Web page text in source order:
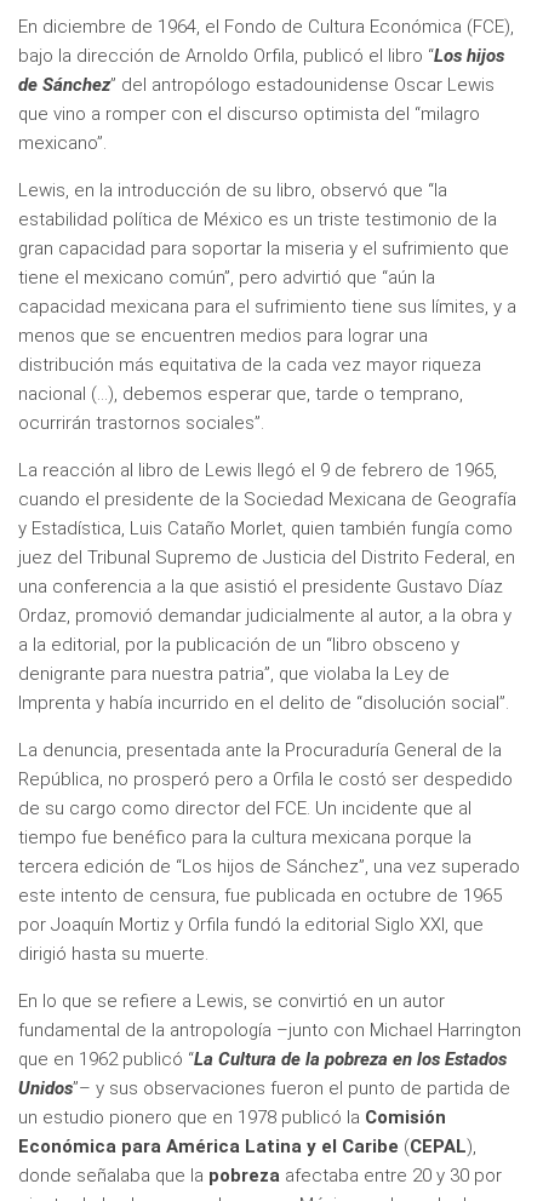
En diciembre de 1964, el Fondo de Cultura Económica (FCE),
bajo la dirección de Arnoldo Orfila, publicó el libro “Los hijos
de Sánchez” del antropólogo estadounidense Oscar Lewis
que vino a romper con el discurso optimista del “milagro
mexicano”.
Lewis, en la introducción de su libro, observó que “la
estabilidad política de México es un triste testimonio de la
gran capacidad para soportar la miseria y el sufrimiento que
tiene el mexicano común”, pero advirtió que “aún la
capacidad mexicana para el sufrimiento tiene sus límites, y a
menos que se encuentren medios para lograr una
distribución más equitativa de la cada vez mayor riqueza
nacional (…), debemos esperar que, tarde o temprano,
ocurrirán trastornos sociales”.
La reacción al libro de Lewis llegó el 9 de febrero de 1965,
cuando el presidente de la Sociedad Mexicana de Geografía
y Estadística, Luis Cataño Morlet, quien también fungía como
juez del Tribunal Supremo de Justicia del Distrito Federal, en
una conferencia a la que asistió el presidente Gustavo Díaz
Ordaz, promovió demandar judicialmente al autor, a la obra y
a la editorial, por la publicación de un “libro obsceno y
denigrante para nuestra patria”, que violaba la Ley de
Imprenta y había incurrido en el delito de “disolución social”.
La denuncia, presentada ante la Procuraduría General de la
República, no prosperó pero a Orfila le costó ser despedido
de su cargo como director del FCE. Un incidente que al
tiempo fue benéfico para la cultura mexicana porque la
tercera edición de “Los hijos de Sánchez”, una vez superado
este intento de censura, fue publicada en octubre de 1965
por Joaquín Mortiz y Orfila fundó la editorial Siglo XXI, que
dirigió hasta su muerte.
En lo que se refiere a Lewis, se convirtió en un autor
fundamental de la antropología –junto con Michael Harrington
que en 1962 publicó “La Cultura de la pobreza en los Estados
Unidos”– y sus observaciones fueron el punto de partida de
un estudio pionero que en 1978 publicó la Comisión
Económica para América Latina y el Caribe (CEPAL),
donde señalaba que la pobreza afectaba entre 20 y 30 por